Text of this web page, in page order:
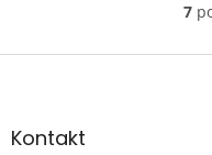
7
Z
aKontakt